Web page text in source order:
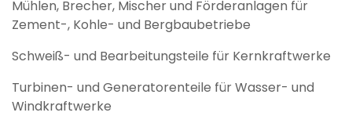
Mühlen, Brecher, Mischer und Förderanlagen für
Zement-, Kohle- und Bergbaubetriebe
Schweiß- und Bearbeitungsteile für Kernkraftwerke
Turbinen- und Generatorenteile für Wasser- und
Windkraftwerke